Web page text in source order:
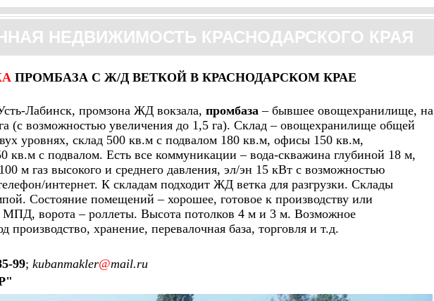
НЕДВИЖИМОСТЬ КРАСНОДАРСКОГО КРАЯ
ПРОМБАЗА С Ж/Д ВЕТКОЙ В КРАСНОДАРСКОМ КРАЕ
Лабинск, промзона ЖД вокзала, промбаза – бывшее овощехранилище, на
(с возможностью увеличения до 1,5 га). Склад – овощехранилище общей
уровнях, склад 500 кв.м с подвалом 180 кв.м, офисы 150 кв.м,
кв.м с подвалом. Есть все коммуникации – вода-скважина глубиной 18 м,
м газ высокого и среднего давления, эл/эн 15 кВт с возможностью
интернет. К складам подходит ЖД ветка для разгрузки. Склады
Состояние помещений – хорошее, готовое к производству или
ворота – роллеты. Высота потолков 4 м и 3 м. Возможное
производство, хранение, перевалочная база, торговля и т.д.
99; kubanmakler@mail.ru